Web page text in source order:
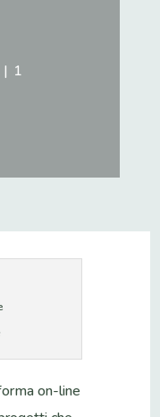
| 1
on-line